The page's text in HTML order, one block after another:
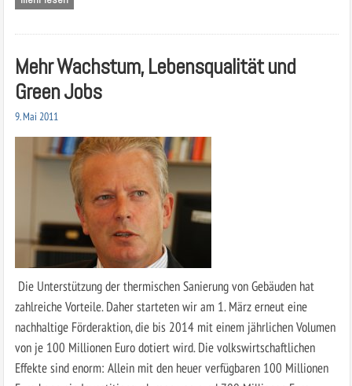
Mehr Wachstum, Lebensqualität und
Green Jobs
9. Mai 2011
Die Unterstützung der thermischen Sanierung von Gebäuden hat
zahlreiche Vorteile. Daher starteten wir am 1. März erneut eine
nachhaltige Förderaktion, die bis 2014 mit einem jährlichen Volumen
von je 100 Millionen Euro dotiert wird. Die volkswirtschaftlichen
Effekte sind enorm: Allein mit den heuer verfügbaren 100 Millionen